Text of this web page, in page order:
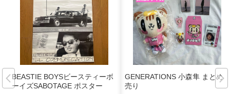
BEASTIE BOYSビースティーボ
ーイズSABOTAGE ポスター
GENERATIONS 小森隼 まとめ
売り